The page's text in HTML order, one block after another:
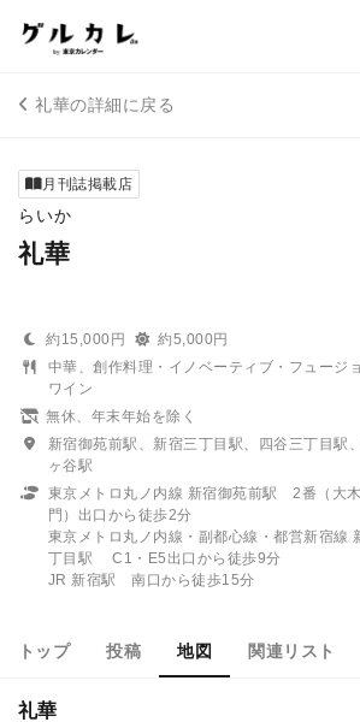
礼華の詳細に戻る
月刊誌掲載店
らいか
礼華
約15,000円
約5,000円
中華、創作料理・イノベーティブ・フュージョ
ワイン
無休、年末年始を除く
新宿御苑前駅、新宿三丁目駅、四谷三丁目駅
ヶ谷駅
東京メトロ丸ノ内線 新宿御苑前駅 2番（大
門）出口から徒歩2分
東京メトロ丸ノ内線・副都心線・都営新宿線
丁目駅 C1・E5出口から徒歩9分
JR 新宿駅 南口から徒歩15分
トップ 投稿 地図 関連リスト
礼華